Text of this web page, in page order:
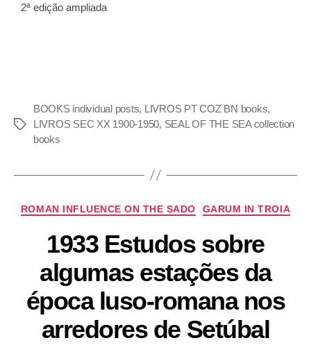
2ª edição ampliada
BOOKS individual posts, LIVROS PT COZ BN books,
LIVROS SEC XX 1900-1950, SEAL OF THE SEA collection
books
ROMAN INFLUENCE ON THE SADO GARUM IN TROIA
1933 Estudos sobre
algumas estações da
época luso-romana nos
arredores de Setúbal